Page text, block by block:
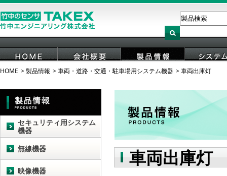
HOME 会社概要 製品情報 システ
HOME 製品情報 車両・道路・交通・駐車場用システム機器 車両出庫灯
車両出庫灯
セキュリティ用システム
機器
無線機器
映像機器